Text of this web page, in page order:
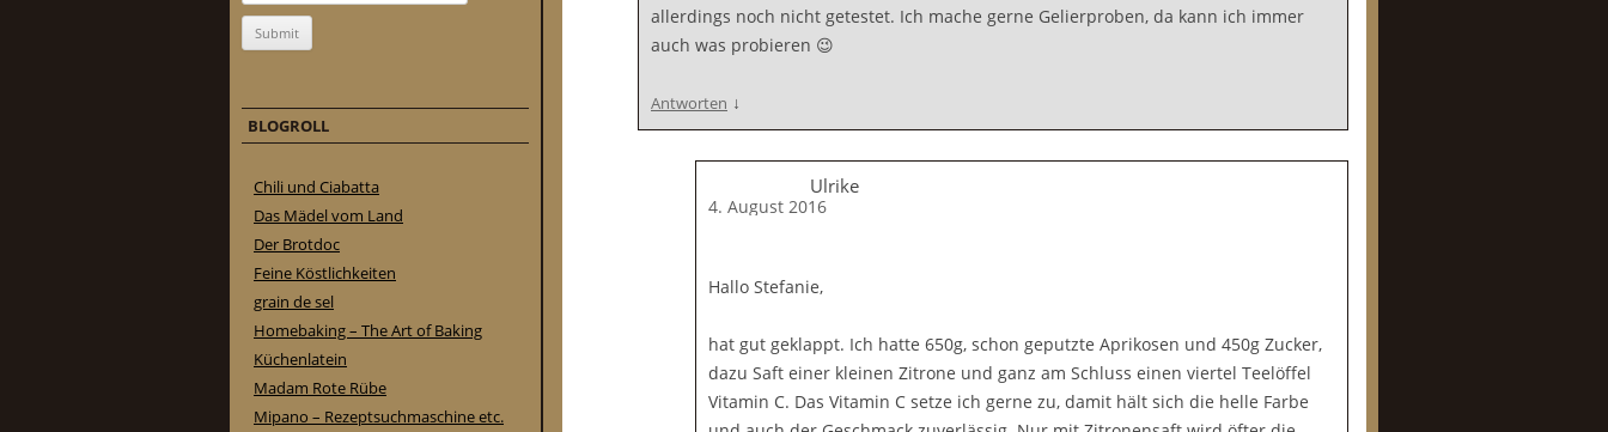
allerdings noch nicht getestet. Ich mache gerne Gelierproben, da kann ich immer
auch was probieren 😉
Antworten ↓
Ulrike
4. August 2016
Hallo Stefanie,
hat gut geklappt. Ich hatte 650g, schon geputzte Aprikosen und 450g Zucker,
dazu Saft einer kleinen Zitrone und ganz am Schluss einen viertel Teelöffel
Vitamin C. Das Vitamin C setze ich gerne zu, damit hält sich die helle Farbe
BLOGROLL
Chili und Ciabatta
Das Mädel vom Land
Der Brotdoc
Feine Köstlichkeiten
grain de sel
Homebaking – The Art of Baking
Küchenlatein
Madam Rote Rübe
Mipano – Rezeptsuchmaschine etc.